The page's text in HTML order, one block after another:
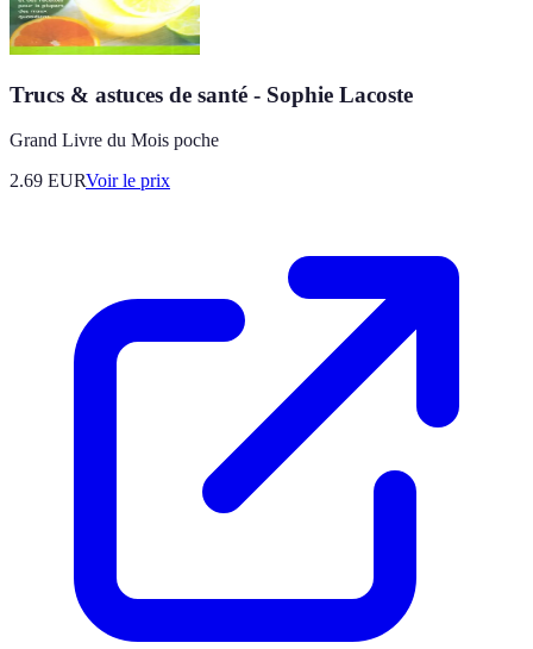
Trucs & astuces de santé - Sophie Lacoste
Grand Livre du Mois poche
2.69 EURVoir le prix